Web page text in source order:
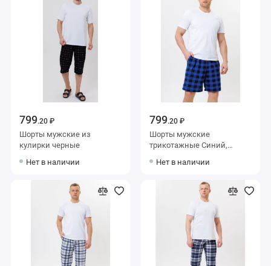
799.20 ₽
Шорты мужские из
кулирки черные
Нет в наличии
799.20 ₽
Шорты мужские
трикотажные Синий,
Нет в наличии